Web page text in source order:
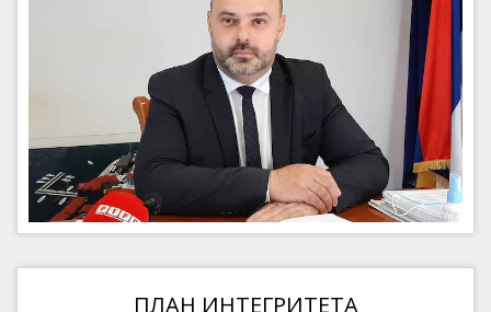
ПЛАН ИНТЕГРИТЕТА